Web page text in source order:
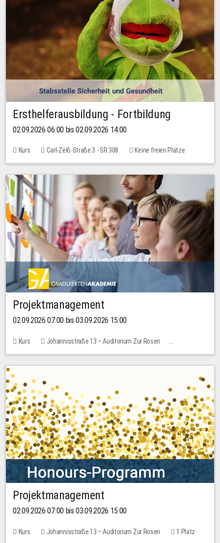
Ersthelferausbildung - Fortbildung
02.09.2026 06:00 bis 02.09.2026 14:00
Kurs Carl-Zeiß-Straße 3 - SR 308 Keine freien Plätze
Projektmanagement
02.09.2026 07:00 bis 03.09.2026 15:00
Kurs
Johannisstraße 13 – Auditorium Zur Rosen
Keine freien Plätze
30,00 EUR
Projektmanagement
02.09.2026 07:00 bis 03.09.2026 15:00
Kurs Johannisstraße 13 – Auditorium Zur Rosen 1 Platz